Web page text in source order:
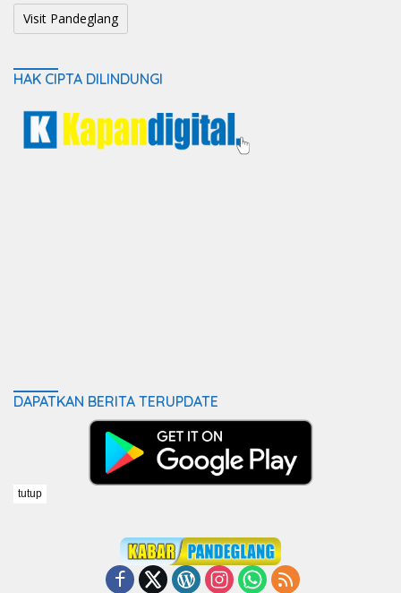
Visit Pandeglang
HAK CIPTA DILINDUNGI
DAPATKAN BERITA TERUPDATE
tutup